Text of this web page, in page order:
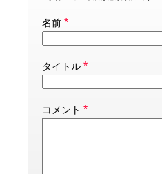
名前 *
タイトル *
コメント *